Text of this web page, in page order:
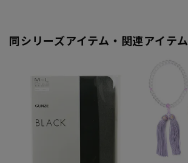
同シリーズアイテム・関連アイテム